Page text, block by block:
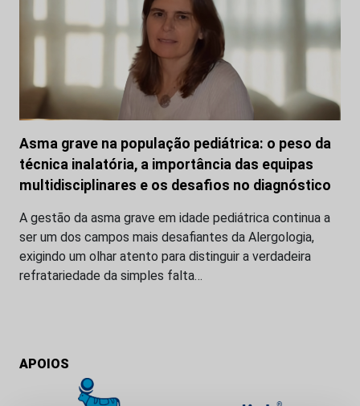
Asma grave na população pediátrica: o peso da
técnica inalatória, a importância das equipas
multidisciplinares e os desafios no diagnóstico
A gestão da asma grave em idade pediátrica continua a
ser um dos campos mais desafiantes da Alergologia,
exigindo um olhar atento para distinguir a verdadeira
refratariedade da simples falta…
APOIOS